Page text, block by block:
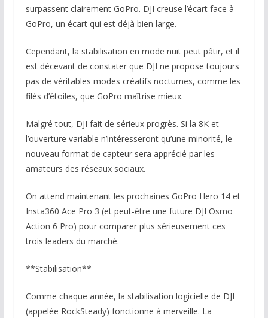
surpassent clairement GoPro. DJI creuse l’écart face à
GoPro, un écart qui est déjà bien large.
Cependant, la stabilisation en mode nuit peut pâtir, et il
est décevant de constater que DJI ne propose toujours
pas de véritables modes créatifs nocturnes, comme les
filés d’étoiles, que GoPro maîtrise mieux.
Malgré tout, DJI fait de sérieux progrès. Si la 8K et
l’ouverture variable n’intéresseront qu’une minorité, le
nouveau format de capteur sera apprécié par les
amateurs des réseaux sociaux.
On attend maintenant les prochaines GoPro Hero 14 et
Insta360 Ace Pro 3 (et peut-être une future DJI Osmo
Action 6 Pro) pour comparer plus sérieusement ces
trois leaders du marché.
**Stabilisation**
Comme chaque année, la stabilisation logicielle de DJI
(appelée RockSteady) fonctionne à merveille. La